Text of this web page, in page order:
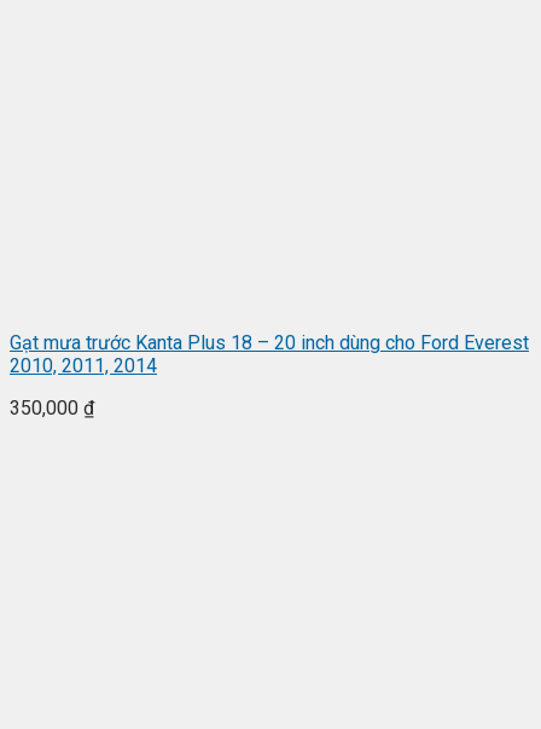
Gạt mưa trước Kanta Plus 18 – 20 inch dùng cho Ford Everest
2010, 2011, 2014
350,000 ₫